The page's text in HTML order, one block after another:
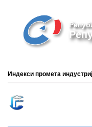
Индекси промета